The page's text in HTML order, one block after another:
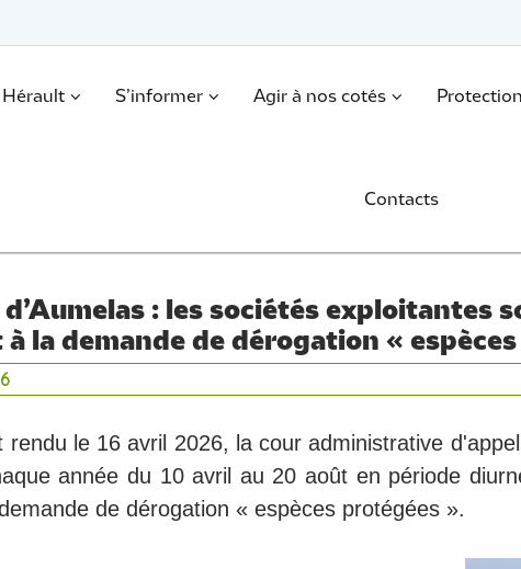
Hérault S’informer Agir à nos cotés
Contacts
d’Aumelas : les sociétés exploitantes
à la demande de dérogation «
rendu le 16 avril 2026, la cour administrative
année du 10 avril au 20 août en période
de dérogation « espèces protégées ».